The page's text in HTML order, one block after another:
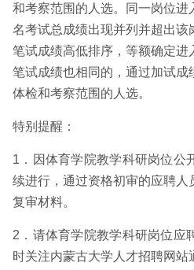
和考察范围的人选。同一岗位进
名考试总成绩出现并列并超出该
笔试成绩高低排序，等额确定进
笔试成绩也相同的，通过加试成
体检和考察范围的人选。
特别提醒：
1．因体育学院教学科研岗位公
续进行，通过资格初审的应聘人
复审材料。
2．请体育学院教学科研岗位应
时关注内蒙古大学人才招聘网